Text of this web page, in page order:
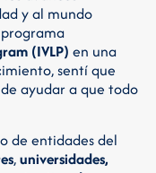
y al mundo
(IVLP) en una
sentí que
ayudar a que todo
de entidades del
,universidades,